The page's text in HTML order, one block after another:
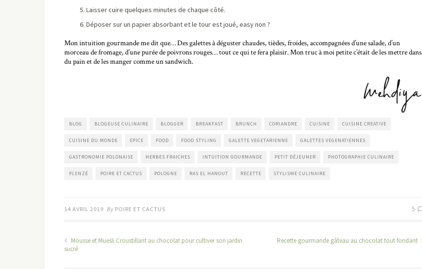
Laisser cuire quelques minutes de chaque côté.
Déposer sur un papier absorbant et le tour est joué, easy non ?
Mon intuition gourmande me dit que… Des galettes à déguster chaudes, tièdes, froides, accompagnées d’une salade, d’un
morceau de fromage, d’une purée de poivrons rouges… tout ce qui te fera plaisir. Mon truc à moi petite c’était de les mettre dans
du pain et de les manger comme un sandwich.
BLOG BLOGEUSE CULINAIRE BLOGGER BREAKFAST BRUNCH CORIANDRE CUISINE CUISINE CREATIVE
CUISINE DU MONDE EPICE FOOD FOOD STYLING GALETTE VEGETARIENNE GALETTES VEGENATIENNES
GASTRONOMIE POLONAISE HERBES FRAICHES INTUITION GOURMANDE PETIT DÉJEUNER PHOTOGRAPHIE CULINAIRE
PLENZÉ POIRE ET CACTUS POLOGNE RAS EL HANOUT RECETTE STYLISME CULINAIRE
14 AVRIL 2019 By POIRE ET CACTUS 5
Mousse et Muesli Croustillant au chocolat pour cultiver son jardin
sucré
Recette gourmande gâteau au chocolat tout fondant